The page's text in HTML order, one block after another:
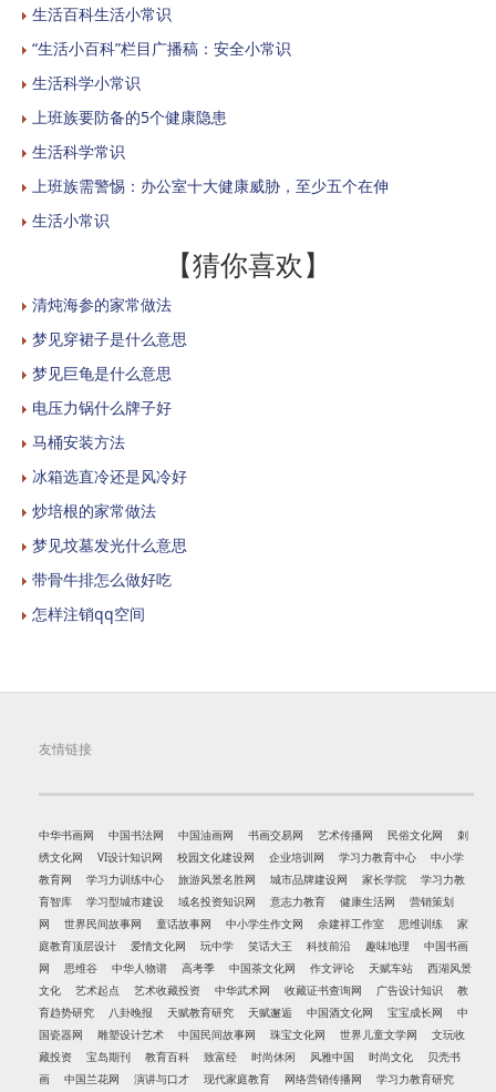
生活百科生活小常识
“生活小百科”栏目广播稿：安全小常识
生活科学小常识
上班族要防备的5个健康隐患
生活科学常识
上班族需警惕：办公室十大健康威胁，至少五个在伸
生活小常识
【猜你喜欢】
清炖海参的家常做法
梦见穿裙子是什么意思
梦见巨龟是什么意思
电压力锅什么牌子好
马桶安装方法
冰箱选直冷还是风冷好
炒培根的家常做法
梦见坟墓发光什么意思
带骨牛排怎么做好吃
怎样注销qq空间
友情链接
中华书画网 中国书法网 中国油画网 书画交易网 艺术传播网 民俗文化网
刺
绣文化网
VI设计知识网 校园文化建设网 企业培训网 学习力教育中心
中小学
教育网
学习力训练中心 旅游风景名胜网 城市品牌建设网 家长学院
学习力教
育智库
学习型城市建设 域名投资知识网 意志力教育 健康生活网
营销策划
网
世界民间故事网 童话故事网 中小学生作文网 余建祥工作室 思维训练
家
庭教育顶层设计
爱情文化网 玩中学 笑话大王 科技前沿 趣味地理
中国书画
网
思维谷 中华人物谱 高考季 中国茶文化网 作文评论 天赋车站
西湖风景
文化
艺术起点 艺术收藏投资 中华武术网 收藏证书查询网 广告设计知识
教
育趋势研究
八卦晚报 天赋教育研究 天赋邂逅 中国酒文化网 宝宝成长网
中
国瓷器网
雕塑设计艺术 中国民间故事网 珠宝文化网 世界儿童文学网
文玩收
藏投资
宝岛期刊 教育百科 致富经 时尚休闲 风雅中国 时尚文化
贝壳书
画
中国兰花网 演讲与口才 现代家庭教育 网络营销传播网 学习力教育研究